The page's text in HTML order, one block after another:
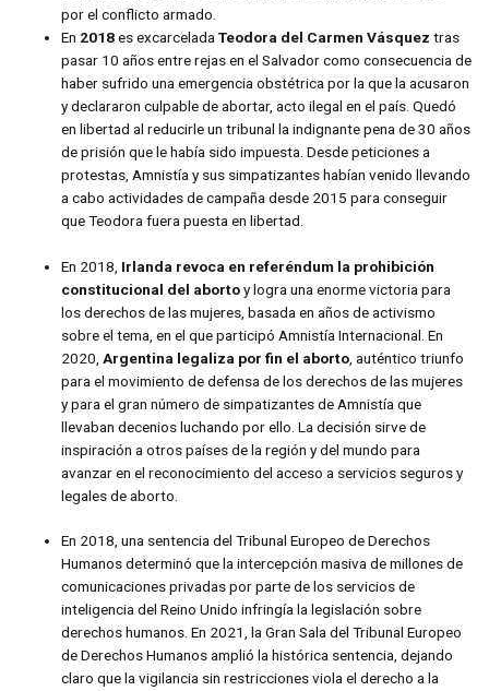
por el conflicto armado.
En 2018es excarceladaTeodora del Carmen Vásquez tras
pasar 10 años entre rejas en el Salvador como consecuencia de
haber sufrido una emergencia obstétrica por la que la acusaron
y declararon culpable de abortar, acto ilegal en el país. Quedó
en libertad al reducirle un tribunal la indignante pena de 30 años
de prisión que le había sido impuesta. Desde peticiones a
protestas, Amnistía y sus simpatizantes habían venido llevando
a cabo actividades de campaña desde 2015 para conseguir
que Teodora fuera puesta en libertad.
En 2018, Irlanda revoca en referéndum la prohibición
constitucional del abortoy logra una enorme victoria para
los derechos de las mujeres, basada en años de activismo
sobre el tema, en el que participó Amnistía Internacional. En
2020,Argentina legaliza por fin el aborto , auténtico triunfo
para el movimiento de defensa de los derechos de las mujeres
y para el gran número de simpatizantes de Amnistía que
llevaban decenios luchando por ello. La decisión sirve de
inspiración a otros países de la región y del mundo para
avanzar en el reconocimiento del acceso a servicios seguros y
legales de aborto.
En 2018, una sentencia del Tribunal Europeo de Derechos
Humanos determinó que la intercepción masiva de millones de
comunicaciones privadas por parte de los servicios de
inteligencia del Reino Unido infringía la legislación sobre
derechos humanos. En 2021, la Gran Sala del Tribunal Europeo
de Derechos Humanos amplió la histórica sentencia, dejando
claro que la vigilancia sin restricciones viola el derecho a la